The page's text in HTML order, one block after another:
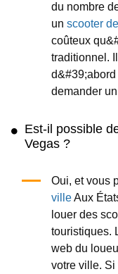
du nombre
un scooter
coûteux
traditionnel.
demander
Est-il possible
Vegas ?
Oui, et vous
villeAux
louer des
touristiques.
web du
votre ville.